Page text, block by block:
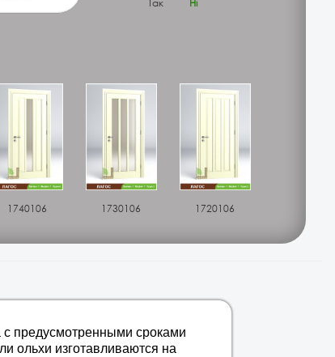
1740106 1730106 1720106
предусмотренными сроками
ольхи изготавливаются на